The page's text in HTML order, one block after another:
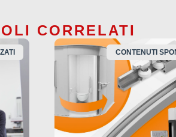
CORRELATI
CONTENUTI